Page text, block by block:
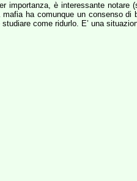
importanza, è interessante
ha comunque un consenso
come ridurlo. E’ una